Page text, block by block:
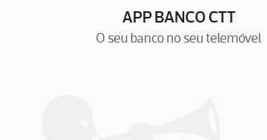
APP BANCO CTT
O seu banco no seu telemóvel